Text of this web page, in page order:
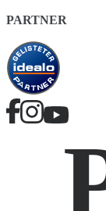
PARTNER